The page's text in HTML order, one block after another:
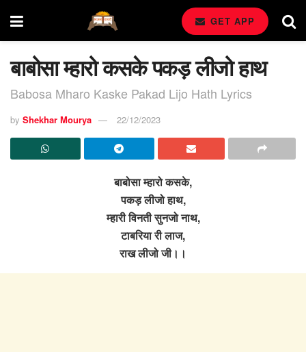
GET APP
बाबोसा म्हारो कसके पकड़ लीजो हाथ
Babosa Mharo Kaske Pakad Lijo Hath Lyrics
by Shekhar Mourya 22/12/2023
बाबोसा म्हारो कसके,
पकड़ लीजो हाथ,
म्हारी विनती सुनजो नाथ,
टाबरिया री लाज,
राख लीजो जी।।